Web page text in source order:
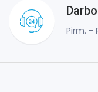
Pirm. -